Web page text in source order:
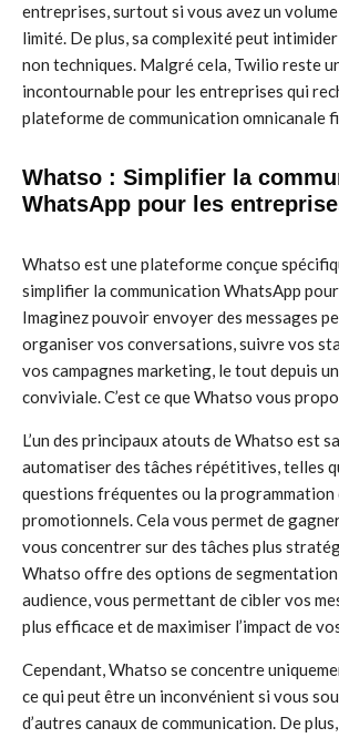
entreprises, surtout si vous avez un volume
limité. De plus, sa complexité peut
non techniques. Malgré cela, Twilio reste
incontournable pour les entreprises qui
plateforme de communication omnicanale
Whatso : Simplifier la
WhatsApp pour les
Whatso est une plateforme conçue
simplifier la communication WhatsApp
Imaginez pouvoir envoyer des messages
organiser vos conversations, suivre vos
vos campagnes marketing, le tout depuis
conviviale. C’est ce que Whatso vous
L’un des principaux atouts de Whatso est
automatiser des tâches répétitives, telles
questions fréquentes ou la programmation
promotionnels. Cela vous permet de
vous concentrer sur des tâches plus
Whatso offre des options de
audience, vous permettant de cibler vos
plus efficace et de maximiser l’impact de
Cependant, Whatso se concentre
ce qui peut être un inconvénient si vous
d’autres canaux de communication. De